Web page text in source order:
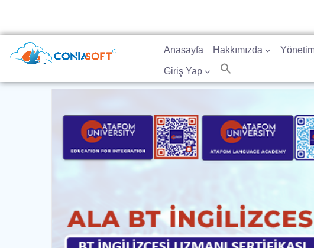
Anasayfa Hakkımızda
Giriş Yap